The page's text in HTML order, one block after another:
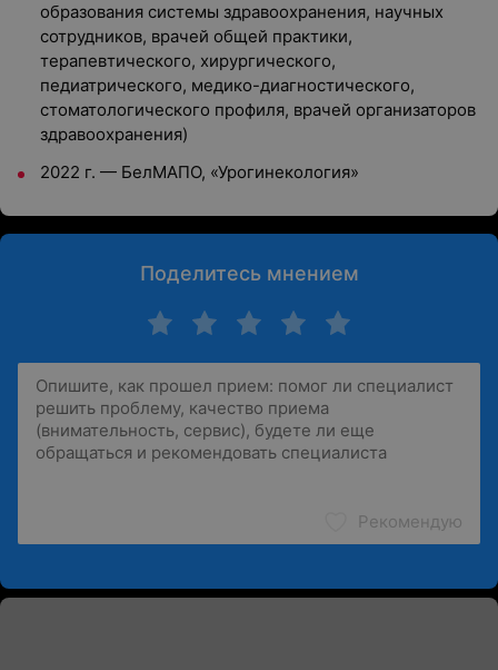
образования системы здравоохранения, научных
сотрудников, врачей общей практики,
терапевтического, хирургического,
педиатрического, медико-диагностического,
стоматологического профиля, врачей организаторов
здравоохранения)
2022 г. — БелМАПО, «Урогинекология»
Поделитесь мнением
Рекомендую